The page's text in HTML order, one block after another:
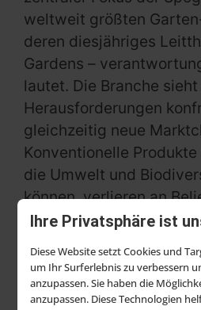
Ihre Privatsphäre ist
Diese Website setzt Cookies und
um Ihr Surferlebnis zu verbessern
anzupassen. Sie haben die
anzupassen. Diese Technologien
weltweit größten
deren diesjähriges
Gardens –
lautet. Die Branche
Herausforderungen
gleichzeitig neue
Konventionelle
die Umwelt und
können, verlieren an
nachhaltigere
Pflanzen-Kölle geht
Das traditionsreiche